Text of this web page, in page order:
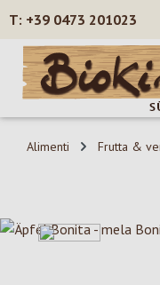
Passa al contenuto
+39 0473 201023
Alimenti Frutta &
Salta la galleria di